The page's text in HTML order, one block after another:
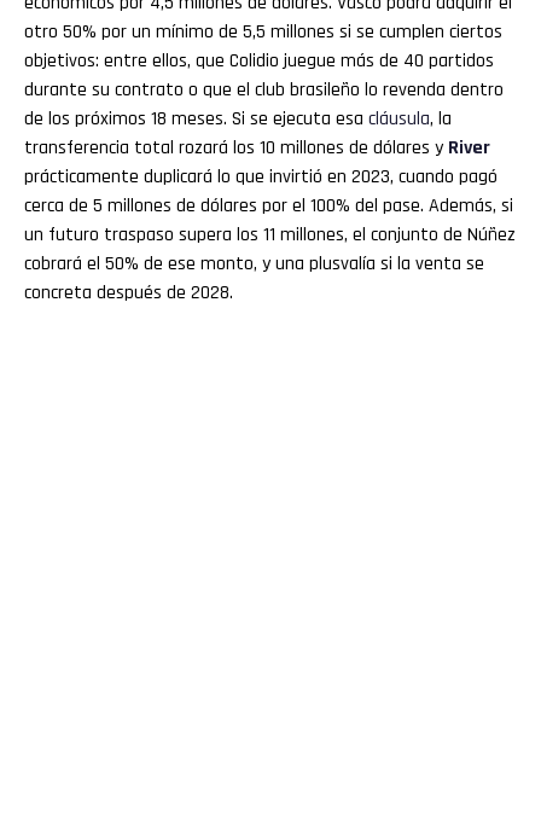
otro 50% por un mínimo de 5,5 millones si se cumplen ciertos
objetivos: entre ellos, que Colidio juegue más de 40 partidos
durante su contrato o que el club brasileño lo revenda dentro
de los próximos 18 meses. Si se ejecuta esa cláusula, la
transferencia total rozará los 10 millones de dólares y River
prácticamente duplicará lo que invirtió en 2023, cuando pagó
cerca de 5 millones de dólares por el 100% del pase. Además, si
un futuro traspaso supera los 11 millones, el conjunto de Núñez
cobrará el 50% de ese monto, y una plusvalía si la venta se
concreta después de 2028.